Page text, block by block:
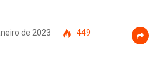
de 2023 449